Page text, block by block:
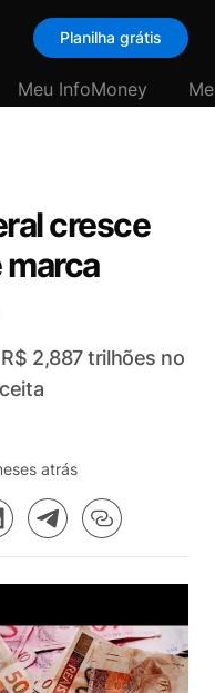
Planilha grátis
Meu InfoMoney
cresce
marca
2,887 trilhões no
atrás